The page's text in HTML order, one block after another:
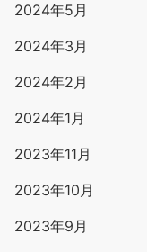
2024年5月
2024年3月
2024年2月
2024年1月
2023年11月
2023年10月
2023年9月